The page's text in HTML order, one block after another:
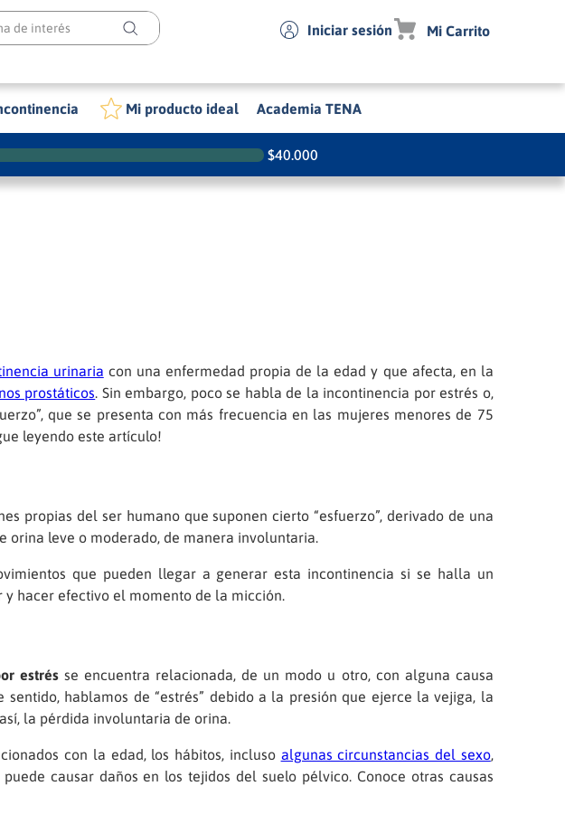
de interés
Iniciar sesión
Mi producto ideal Academia TENA
$40.000
urinaria con una enfermedad propia de la edad y que afecta, en la
prostáticos. Sin embargo, poco se habla de la incontinencia por estrés o,
que se presenta con más frecuencia en las mujeres menores de 75
leyendo este artículo!
propias del ser humano que suponen cierto “esfuerzo”, derivado de una
orina leve o moderado, de manera involuntaria.
que pueden llegar a generar esta incontinencia si se halla un
hacer efectivo el momento de la micción.
estrésse encuentra relacionada, de un modo u otro, con alguna causa
sentido, hablamos de “estrés” debido a la presión que ejerce la vejiga, la
la pérdida involuntaria de orina.
con la edad, los hábitos, incluso algunas circunstancias del sexo,
puede causar daños en los tejidos del suelo pélvico. Conoce otras causas